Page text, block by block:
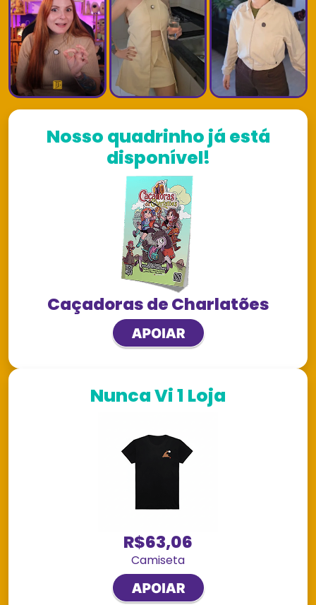
Nosso quadrinho já está
disponível!
Caçadoras de Charlatões
Nunca Vi 1 Loja
R$63,06
Camiseta